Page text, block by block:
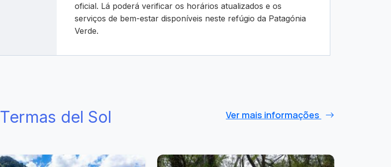
oficial. Lá poderá verificar os horários atualizados e os
serviços de bem-estar disponíveis neste refúgio da Patagónia
Verde.
Termas del Sol Ver mais informações